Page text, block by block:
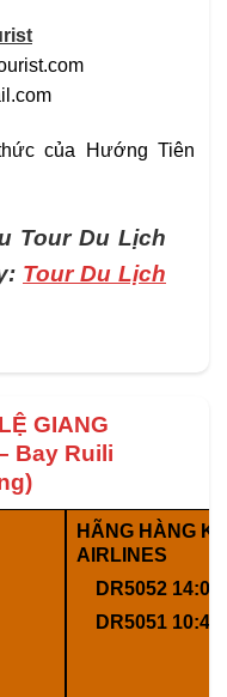
của Hướng Tiên
Tour Du Lịch
Tour Du Lịch
GIANG
Bay Ruili
HÃNG HÀNG
AIRLINES
DR5052 14:05
DR5051 10:40